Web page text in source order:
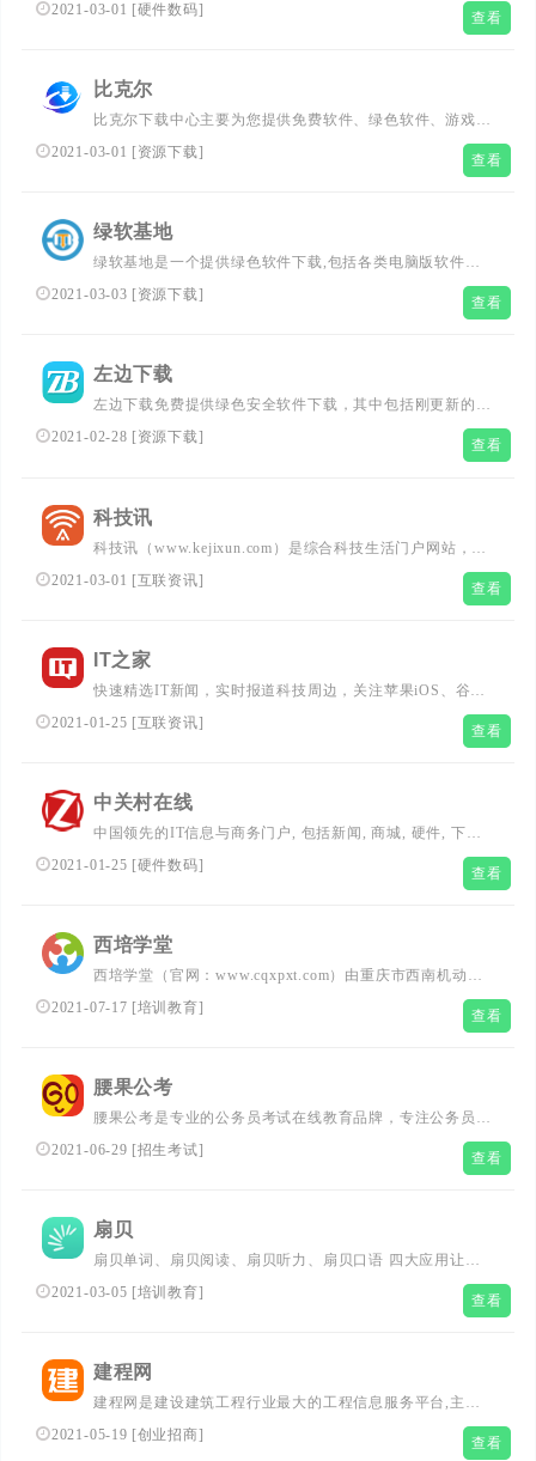
多科技生活资讯，提供试用平台集合众多达人分享美好的数
2021-03-01 [硬件数码] 查看
比克尔
比克尔下载中心主要为您提供免费软件、绿色软件、游戏软
件、安卓手机软件下载及其相关的使用教程，同时还有通俗
2021-03-01 [资源下载] 查看
绿软基地
绿软基地是一个提供绿色软件下载,包括各类电脑版软件，
手机软件,手机游戏,装机必备软件，免费txt小说下载,打造一
2021-03-03 [资源下载] 查看
左边下载
左边下载免费提供绿色安全软件下载，其中包括刚更新的手
机游戏以及全面实用的安卓软件下载，通过左边下载您可以
2021-02-28 [资源下载] 查看
科技讯
科技讯（www.kejixun.com）是综合科技生活门户网站，是
您的网上科技大学。关注科技以及科技在生活中的应用，传
播和普及科普知识。作为有影响力的科技媒体，24小时滚动
业者，是一家综合的产业新媒...
2021-03-01 [互联资讯] 查看
IT之家
快速精选IT新闻，实时报道科技周边，关注苹果iOS、谷歌
Android、微软Windows Phone，紧盯iPhone/iPad、安卓智
2021-01-25 [互联资讯] 查看
中关村在线
中国领先的IT信息与商务门户, 包括新闻, 商城, 硬件, 下载,
游戏, 手机, 评测等40个大型频道，每天发布大量各类产品
促销信息及文章专题，是IT行业的厂商, 经销商, IT产品, 解
2021-01-25 [硬件数码] 查看
西培学堂
西培学堂（官网：www.cqxpxt.com）由重庆市西南机动车
驾驶员培训中心创办，西培学堂是为考取机动车驾驶证的学
员提供的在线学习平台。西培学堂为学员提供在线理论学
台通行证的学员账号为手机号码，...
2021-07-17 [培训教育] 查看
腰果公考
腰果公考是专业的公务员考试在线教育品牌，专注公务员、
事业单位、招警等各类公职考试，提供专业的线上直播课
程、手机App，支持公开课、免费刷题、定期模考，高效备
2021-06-29 [招生考试] 查看
扇贝
扇贝单词、扇贝阅读、扇贝听力、扇贝口语 四大应用让你
在手机上就可以完成整个学习过程，有效地提升英语词汇及
2021-03-05 [培训教育] 查看
建程网
建程网是建设建筑工程行业最大的工程信息服务平台,主要
包括：工程信息、施工队伍、工程机械、个人劳务、二手机
械、建筑工程、建筑材料、建筑资料、建筑招标、职称挂靠
2021-05-19 [创业招商] 查看